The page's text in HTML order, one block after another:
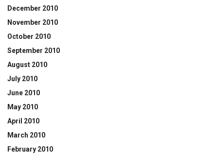
December 2010
November 2010
October 2010
September 2010
August 2010
July 2010
June 2010
May 2010
April 2010
March 2010
February 2010